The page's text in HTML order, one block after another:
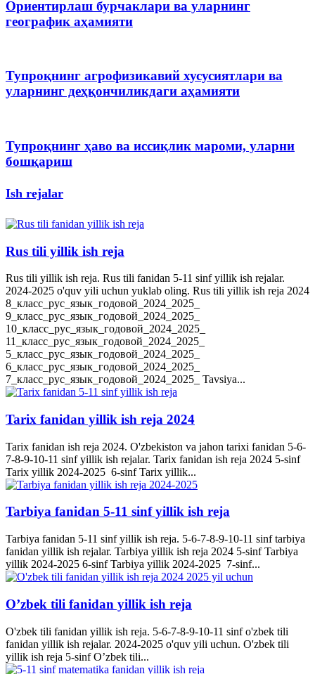
Ориентирлаш бурчаклари ва уларнинг
географик аҳамияти
Тупроқнинг агрофизикавий хусусиятлари ва
уларнинг деҳқончиликдаги аҳамияти
Тупроқнинг ҳаво ва иссиқлик мароми, уларни
бошқариш
Ish rejalar
Rus tili yillik ish reja
Rus tili yillik ish reja. Rus tili fanidan 5-11 sinf yillik ish rejalar.
2024-2025 o'quv yili uchun yuklab oling. Rus tili yillik ish reja 2024
8_класс_рус_язык_годовой_2024_2025_
9_класс_рус_язык_годовой_2024_2025_
10_класс_рус_язык_годовой_2024_2025_
11_класс_рус_язык_годовой_2024_2025_
5_класс_рус_язык_годовой_2024_2025_
6_класс_рус_язык_годовой_2024_2025_
7_класс_рус_язык_годовой_2024_2025_ Tavsiya...
Tarix fanidan yillik ish reja 2024
Tarix fanidan ish reja 2024. O'zbekiston va jahon tarixi fanidan 5-6-
7-8-9-10-11 sinf yillik ish rejalar. Tarix fanidan ish reja 2024 5-sinf
Tarix yillik 2024-2025 6-sinf Tarix yillik...
Tarbiya fanidan 5-11 sinf yillik ish reja
Tarbiya fanidan 5-11 sinf yillik ish reja. 5-6-7-8-9-10-11 sinf tarbiya
fanidan yillik ish rejalar. Tarbiya yillik ish reja 2024 5-sinf Tarbiya
yillik 2024-2025 6-sinf Tarbiya yillik 2024-2025 7-sinf...
O’zbek tili fanidan yillik ish reja
O'zbek tili fanidan yillik ish reja. 5-6-7-8-9-10-11 sinf o'zbek tili
fanidan yillik ish rejalar. 2024-2025 o'quv yili uchun. O'zbek tili
yillik ish reja 5-sinf O’zbek tili...